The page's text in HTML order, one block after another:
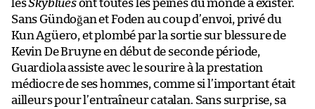
lesSkybluesont toutes les peines du monde à exister.
Sans Gündoğan et Foden au coup d’envoi, privé du
Kun Agüero, et plombé par la sortie sur blessure de
Kevin De Bruyne en début de seconde période,
Guardiola assiste avec le sourire à la prestation
médiocre de ses hommes, comme si l’important était
ailleurs pour l’entraîneur catalan. Sans surprise, sa